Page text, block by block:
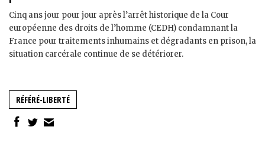
Cinq ans jour pour jour après l’arrêt historique de la Cour
européenne des droits de l’homme (CEDH) condamnant la
France pour traitements inhumains et dégradants en prison, la
situation carcérale continue de se détériorer.
RÉFÉRÉ-LIBERTÉ